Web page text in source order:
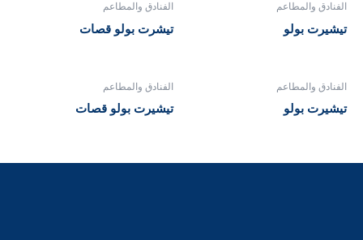
الفنادق والمطاعم
تيشيرت بولو
الفنادق والمطاعم
تيشرت بولو قصات
الفنادق والمطاعم
تيشيرت بولو
الفنادق والمطاعم
تيشيرت بولو قصات